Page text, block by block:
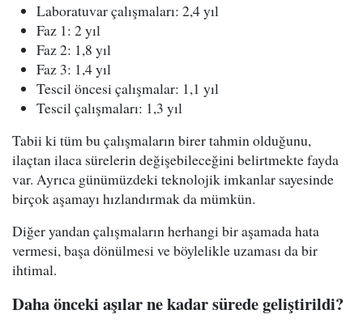
Laboratuvar çalışmaları: 2,4 yıl
Faz 1: 2 yıl
Faz 2: 1,8 yıl
Faz 3: 1,4 yıl
Tescil öncesi çalışmalar: 1,1 yıl
Tescil çalışmaları: 1,3 yıl
Tabii ki tüm bu çalışmaların birer tahmin olduğunu,
ilaçtan ilaca sürelerin değişebileceğini belirtmekte fayda
var. Ayrıca günümüzdeki teknolojik imkanlar sayesinde
birçok aşamayı hızlandırmak da mümkün.
Diğer yandan çalışmaların herhangi bir aşamada hata
vermesi, başa dönülmesi ve böylelikle uzaması da bir
ihtimal.
Daha önceki aşılar ne kadar sürede geliştirildi?